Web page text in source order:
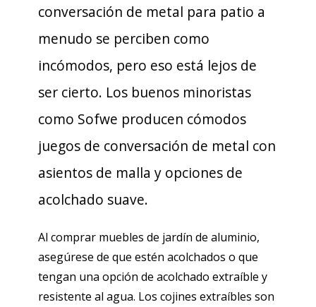
conversación de metal para patio a
menudo se perciben como
incómodos, pero eso está lejos de
ser cierto. Los buenos minoristas
como Sofwe producen cómodos
juegos de conversación de metal con
asientos de malla y opciones de
acolchado suave.
Al comprar muebles de jardín de aluminio,
asegúrese de que estén acolchados o que
tengan una opción de acolchado extraíble y
resistente al agua. Los cojines extraíbles son